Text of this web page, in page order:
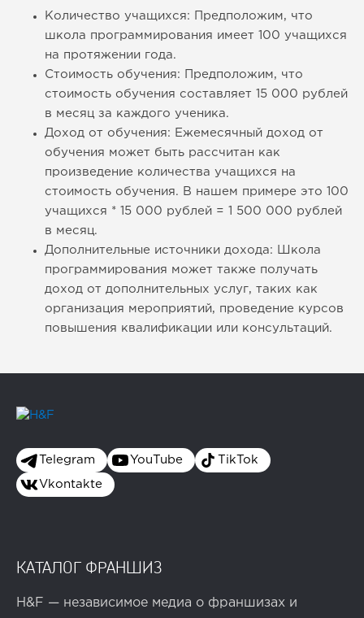
Количество учащихся: Предположим, что
школа программирования имеет 100 учащихся
на протяжении года.
Стоимость обучения: Предположим, что
стоимость обучения составляет 15 000 рублей
в месяц за каждого ученика.
Доход от обучения: Ежемесячный доход от
обучения может быть рассчитан как
произведение количества учащихся на
стоимость обучения. В нашем примере это 100
учащихся * 15 000 рублей = 1 500 000 рублей
в месяц.
Дополнительные источники дохода: Школа
программирования может также получать
доход от дополнительных услуг, таких как
организация мероприятий, проведение курсов
повышения квалификации или консультаций.
Telegram YouTube TikTok
Vkontakte
КАТАЛОГ ФРАНШИЗ
H&F — независимое медиа о франшизах и